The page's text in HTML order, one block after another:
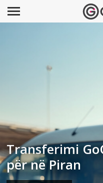
Transferimi
për në Piran